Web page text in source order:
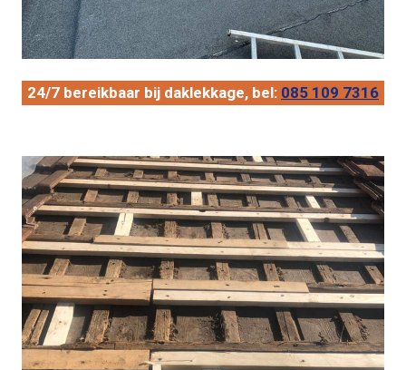
24/7 bereikbaar bij daklekkage, bel: 085 109 7316